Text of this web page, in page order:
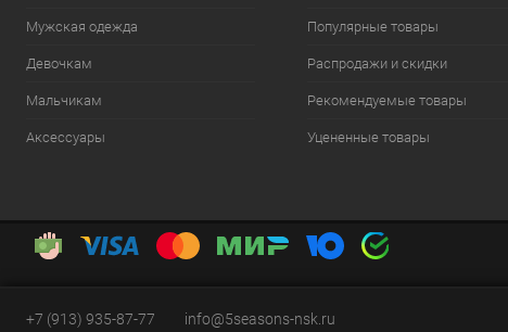
Мужская одежда
Девочкам
Мальчикам
Аксессуары
Популярные товары
Распродажи и скидки
Рекомендуемые товары
Уцененные товары
+7 (913) 935-87-77 info@5seasons-nsk.ru